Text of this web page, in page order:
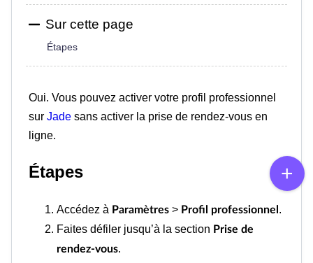
Sur cette page
Étapes
Oui. Vous pouvez activer votre profil professionnel
sur Jade sans activer la prise de rendez-vous en
ligne.
Étapes
Accédez à Paramètres > Profil professionnel .
Faites défiler jusqu’à la section Prise de
rendez-vous.